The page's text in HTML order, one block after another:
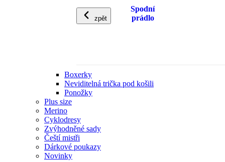
zpět
Spodní
prádlo
Boxerky
Neviditelná trička pod košili
Ponožky
Plus size
Merino
Cyklodresy
Zvýhodněné sady
Čeští mistři
Dárkové poukazy
Novinky